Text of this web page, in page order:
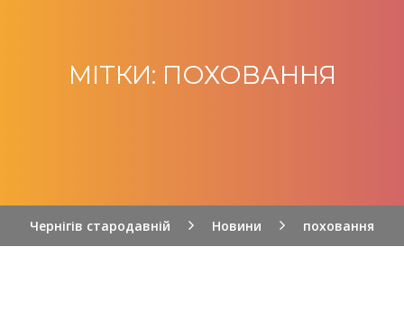
МІТКИ: ПОХОВАННЯ
Чернігів стародавній Новини поховання